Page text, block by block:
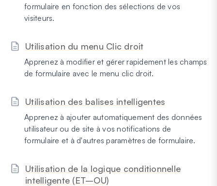
formulaire en fonction des sélections de vos
visiteurs.
Utilisation du menu Clic droit
Apprenez à modifier et gérer rapidement les champs
de formulaire avec le menu clic droit.
Utilisation des balises intelligentes
Apprenez à ajouter automatiquement des données
utilisateur ou de site à vos notifications de
formulaire et à d'autres paramètres de formulaire.
Utilisation de la logique conditionnelle
intelligente (ET–OU)